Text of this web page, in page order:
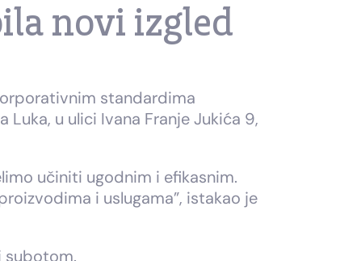
novi izgled
standardima
u ulici Ivana Franje Jukića 9,
učiniti ugodnim i efikasnim.
i uslugama”, istakao je
subotom.